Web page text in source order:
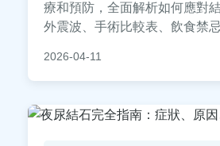
療和預防，全面解析如何應對
外震波、手術比較表、飲食禁
苦。
2026-04-11